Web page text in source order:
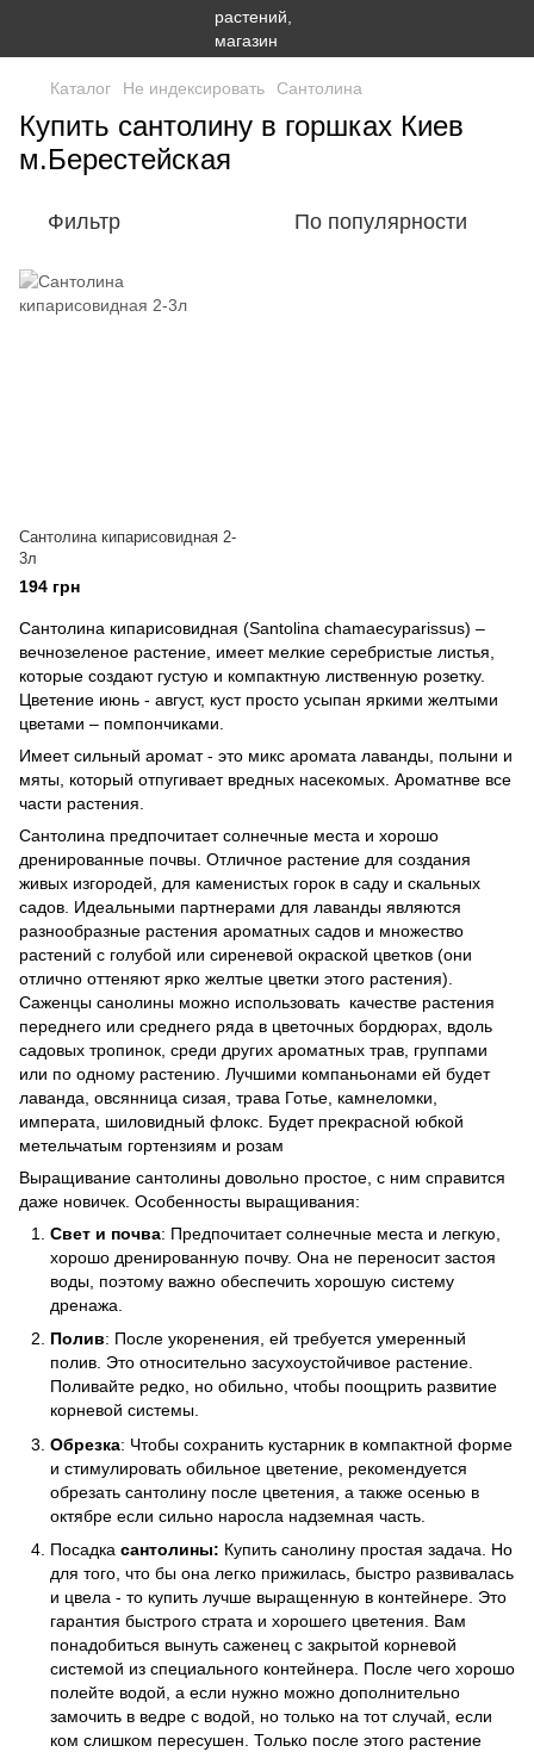
Каталог Не индексировать Сантолина
Купить сантолину в горшках Киев
м.Берестейская
Фильтр По популярности
Сантолина кипарисовидная 2-
3л
194 грн
Сантолина кипарисовидная (Santolina chamaecyparissus) –
вечнозеленое растение, имеет мелкие серебристые листья,
которые создают густую и компактную лиственную розетку.
Цветение июнь - август, куст просто усыпан яркими желтыми
цветами – помпончиками.
Имеет сильный аромат - это микс аромата лаванды, полыни и
мяты, который отпугивает вредных насекомых. Ароматнве все
части растения.
Сантолина предпочитает солнечные места и хорошо
дренированные почвы. Отличное растение для создания
живых изгородей, для каменистых горок в саду и скальных
садов. Идеальными партнерами для лаванды являются
разнообразные растения ароматных садов и множество
растений с голубой или сиреневой окраской цветков (они
отлично оттеняют ярко желтые цветки этого растения).
Саженцы санолины можно использовать качестве растения
переднего или среднего ряда в цветочных бордюрах, вдоль
садовых тропинок, среди других ароматных трав, группами
или по одному растению. Лучшими компаньонами ей будет
лаванда, овсянница сизая, трава Готье, камнеломки,
императа, шиловидный флокс. Будет прекрасной юбкой
метельчатым гортензиям и розам
Выращивание сантолины довольно простое, с ним справится
даже новичек. Особенносты выращивания:
Свет и почва: Предпочитает солнечные места и легкую,
хорошо дренированную почву. Она не переносит застоя
воды, поэтому важно обеспечить хорошую систему
дренажа.
Полив: После укоренения, ей требуется умеренный
полив. Это относительно засухоустойчивое растение.
Поливайте редко, но обильно, чтобы поощрить развитие
корневой системы.
Обрезка: Чтобы сохранить кустарник в компактной форме
и стимулировать обильное цветение, рекомендуется
обрезать сантолину после цветения, а также осенью в
октябре если сильно наросла надземная часть.
Посадка сантолины: Купить санолину простая задача. Но
для того, что бы она легко прижилась, быстро развивалась
и цвела - то купить лучше выращенную в контейнере. Это
гарантия быстрого страта и хорошего цветения. Вам
понадобиться вынуть саженец с закрытой корневой
системой из специального контейнера. После чего хорошо
полейте водой, а если нужно можно дополнительно
замочить в ведре с водой, но только на тот случай, если
ком слишком пересушен. Только после этого растение